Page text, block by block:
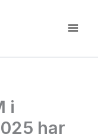
i
har